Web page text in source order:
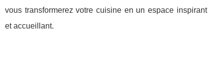
vous transformerez votre cuisine en un espace inspirant
et accueillant.